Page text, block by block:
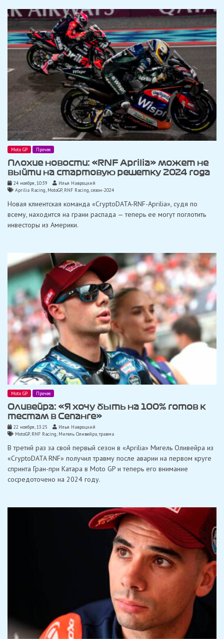
Moto GP Прочее
Плохие новости: «RNF Aprilia» может не
выйти на стартовую решетку 2024 года
24 ноября, 10:39
Илья Навроцкий
Aprilia Racing, MotoGP, RNF Racing,сезон-2024
Новая клиентская команда «CryptoDATA-RNF-Aprilia», судя по
всему, находится на грани распада — теперь ее могут поглотить
инвесторы из Америки.
Moto GP Прочее
Оливейра: «Я хочу быть на 100% готов к
тестам в Сепанге»
22 ноября, 13:25
Илья Навроцкий
MotoGP, RNF Racing, Мигель Оливейра,травма
В третий раз за свой первый сезон в «Aprilia» Мигель Оливейра из
«CryptoDATA RNF» получил травму после аварии на первом круге
спринта Гран-при Катара в Moto GP и теперь его внимание
сосредоточено на 2024 году.